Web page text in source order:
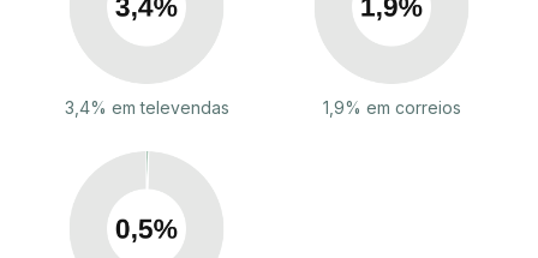
3,4% em televendas 1,9% em correios